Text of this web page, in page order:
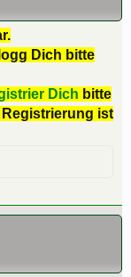
Dich bitte
Dich bitte
ist